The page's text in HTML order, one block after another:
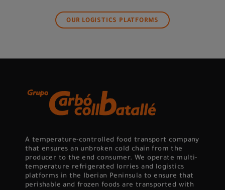
OUR LOGISTICS PLATFORMS
A temperature-controlled food transport company
that ensures an unbroken cold chain from the
producer to the end consumer. We operate multi-
temperature refrigerated lorries and logistics
platforms in the Iberian Peninsula to ensure that
perishable and frozen foods are transported with